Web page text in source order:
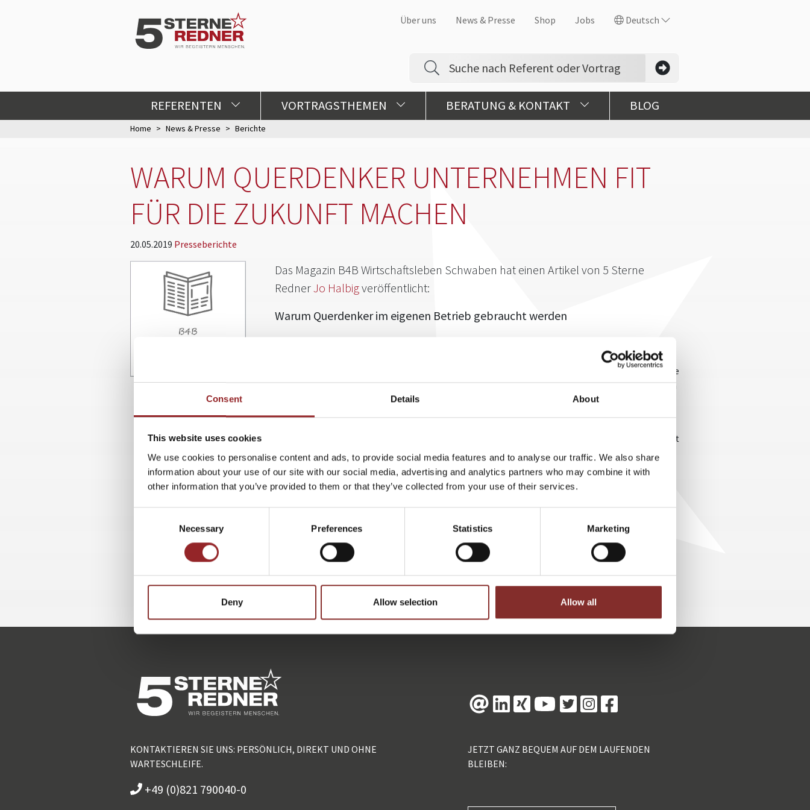
Consent Details About
This website uses cookies
We use cookies to personalise content and ads, to provide social media features and to analyse our traffic. We also share
information about your use of our site with our social media, advertising and analytics partners who may combine it with
other information that you’ve provided to them or that they’ve collected from your use of their services.
Necessary Preferences Statistics Marketing
Deny Allow selection Allow all
Über uns News & Presse Shop Jobs Deutsch
REFERENTEN VORTRAGSTHEMEN BERATUNG & KONTAKT BLOG
Home News & Presse Berichte
WARUM QUERDENKER UNTERNEHMEN FIT
FÜR DIE ZUKUNFT MACHEN
20.05.2019 Presseberichte
Das Magazin B4B Wirtschaftsleben Schwaben hat einen Artikel von 5 Sterne
RednerJo Halbigveröffentlicht:
Warum Querdenker im eigenen Betrieb gebraucht werden
Denkmuster abzulegen und blinde Flecken im eigenen Unternehmen aufzudecken. Um
zukunftsfähig zu werden, sei es wichtig sogenannte "Business Punks" und Querdenker in die eigene
Mannschaft zu integrieren. In Zeiten des schnellen Wandels würden genau solche Personen helfen
Ängste gegenüber Veränderungen abzubauen und zur produktiven Team- und
Unternehmensarbeit beitragen.
Der Label- und Agenturbetreiber gibt außerdem noch mehr wertvolle Leadership-Tipps: In Zukunft
würden beispielsweise gerade die sehr gut ausgebildeten Mitarbeiter mehr nach dem Sinngehalt
ihrer Tätigkeit fragen und großen Wert auf ein gutes Arbeitsklima legen. Das Warum und die
Stimmung im Unternehmen gewinnen somit an Bedeutung. Für Leader heißt das zukünftig vor
allem empathisch und wachsam nach innen zu sein, um zusammen mit der Belegschaft
hochleistungsfähig arbeiten zu können.
Lesen Sie den Artikelhier
KONTAKTIEREN SIE UNS: PERSÖNLICH, DIREKT UND OHNE
WARTESCHLEIFE.
+49 (0)821 790040-0
JETZT GANZ BEQUEM AUF DEM LAUFENDEN
BLEIBEN: